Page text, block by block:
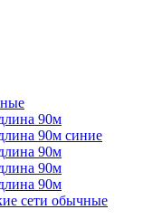
90м
90м синие
90м
90м
90м
сети обычные